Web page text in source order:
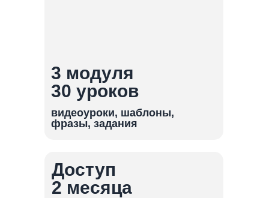
3 модуля
30 уроков
видеоуроки, шаблоны,
фразы, задания
Доступ
2 месяца